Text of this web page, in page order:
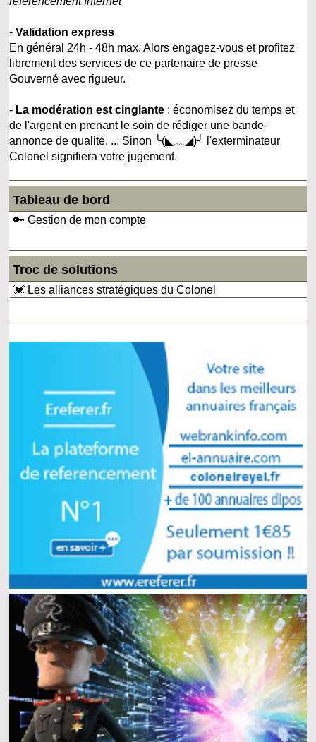
-Validation express
En général 24h - 48h max. Alors engagez-vous et profitez
librement des services de ce partenaire de presse
Gouverné avec rigueur.
- La modération est cinglante : économisez du temps et
de l'argent en prenant le soin de rédiger une bande-
annonce de qualité, ... Sinon ╰(◣﹏◢)╯ l'exterminateur
Colonel signifiera votre jugement.
Tableau de bord
🔑 Gestion de mon compte
Troc de solutions
💓 Les alliances stratégiques du Colonel